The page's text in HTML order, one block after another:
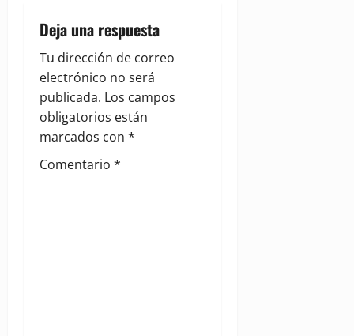
v
i
g
a
t
i
Deja una respuesta
Tu dirección de correo
electrónico no será
publicada. Los campos
obligatorios están
marcados con *
Comentario *